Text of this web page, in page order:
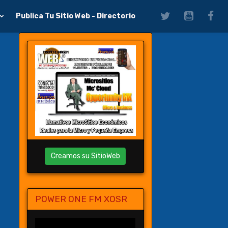
Publica Tu Sitio Web - Directorio
Creamos su SitioWeb
POWER ONE FM XOSR